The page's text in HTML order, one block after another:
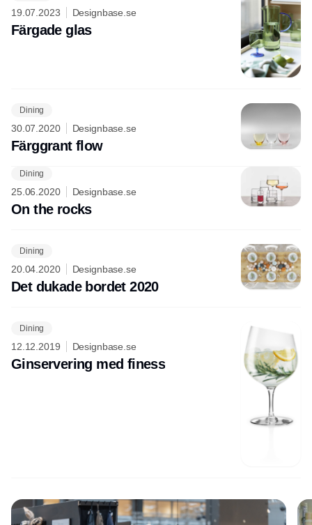
19.07.2023 Designbase.se
Färgade glas
Dining
30.07.2020 Designbase.se
Färggrant flow
Dining
25.06.2020 Designbase.se
On the rocks
Dining
20.04.2020 Designbase.se
Det dukade bordet 2020
Dining
12.12.2019 Designbase.se
Ginservering med finess